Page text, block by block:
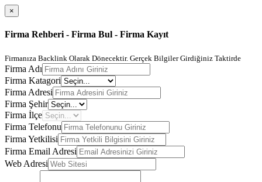
×
Firma Rehberi - Firma Bul - Firma Kayıt
Firmanıza Backlink Olarak Dönecektir. Gerçek Bilgiler Girdiğiniz Taktirde
Firma Adı
Firma Katagori
Firma Adresi
Firma Şehir
Firma İlçe
Firma Telefonu
Firma Yetkilisi
Firma Email Adresi
Web Adresi